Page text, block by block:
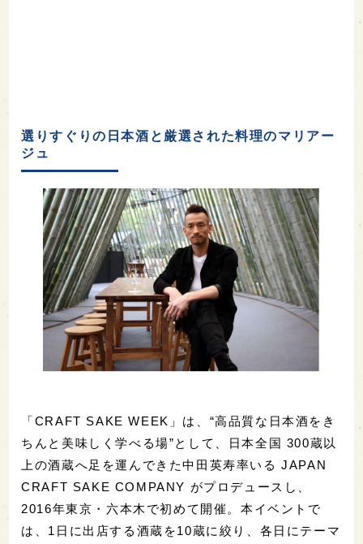
選りすぐりの日本酒と厳選された料理のマリアー
ジュ
「CRAFT SAKE WEEK」は、“高品質な日本酒をき
ちんと美味しく学べる場”として、日本全国 300蔵以
上の酒蔵へ足を運んできた中田英寿率いる JAPAN
CRAFT SAKE COMPANY がプロデュースし、
2016年東京・六本木で初めて開催。本イベントで
は、1日に出店する酒蔵を10蔵に絞り、各日にテーマ